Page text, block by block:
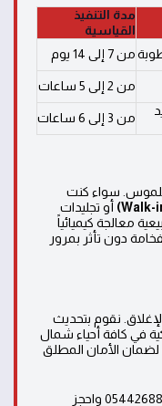
مدة التنفيذ
القياسية
من 7 إلى 14 يوم
من 2 إلى 5 ساعات
من 3 إلى 6 ساعات
سواء كنت
أو تجليدات
معالجة كيميائياً
دون تأثر بمرور
نقوم بتحديث
في كافة أحياء شمال
الأمان المطلق
استعد لإبهار ضيوفك! اتصل الآن على 0544268800 واحجز